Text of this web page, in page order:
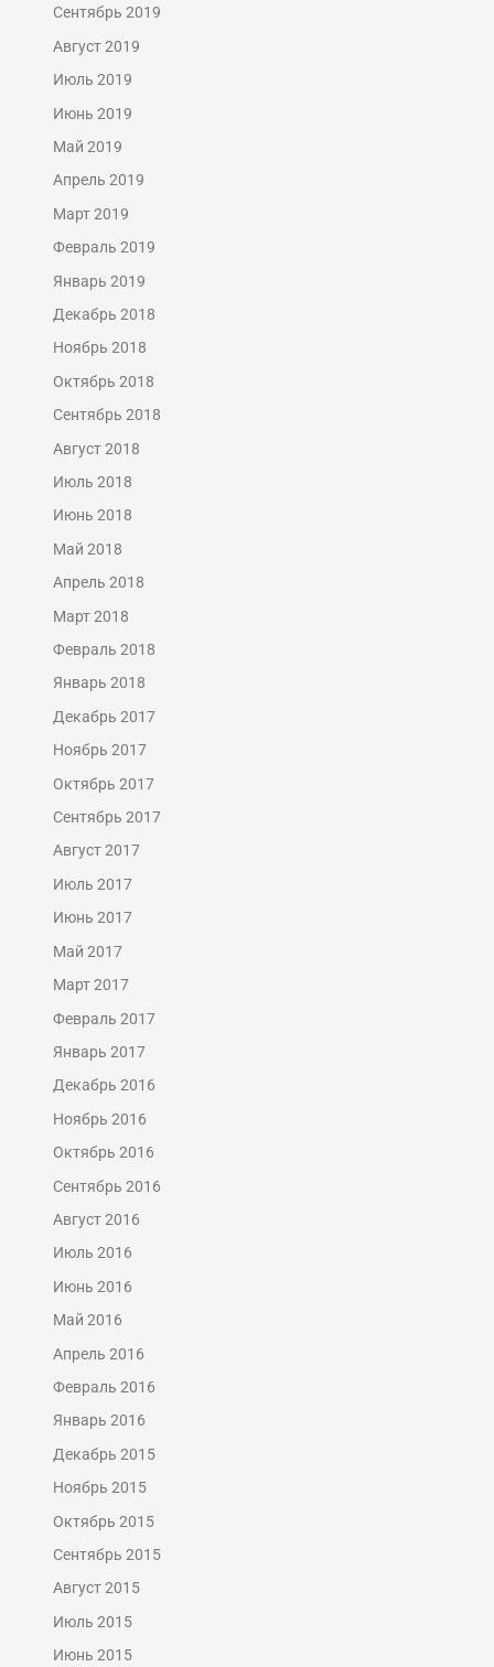
Сентябрь 2019
Август 2019
Июль 2019
Июнь 2019
Май 2019
Апрель 2019
Март 2019
Февраль 2019
Январь 2019
Декабрь 2018
Ноябрь 2018
Октябрь 2018
Сентябрь 2018
Август 2018
Июль 2018
Июнь 2018
Май 2018
Апрель 2018
Март 2018
Февраль 2018
Январь 2018
Декабрь 2017
Ноябрь 2017
Октябрь 2017
Сентябрь 2017
Август 2017
Июль 2017
Июнь 2017
Май 2017
Март 2017
Февраль 2017
Январь 2017
Декабрь 2016
Ноябрь 2016
Октябрь 2016
Сентябрь 2016
Август 2016
Июль 2016
Июнь 2016
Май 2016
Апрель 2016
Февраль 2016
Январь 2016
Декабрь 2015
Ноябрь 2015
Октябрь 2015
Сентябрь 2015
Август 2015
Июль 2015
Июнь 2015